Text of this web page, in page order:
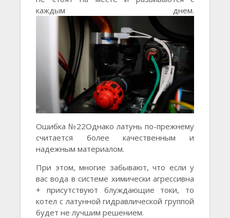
каждым днем.
Ошибка №22Однако латунь по-прежнему
считается более качественным и
надежным материалом.
При этом, многие забывают, что если у
вас вода в системе химически агрессивна
+ присутствуют блуждающие токи, то
котел с латунной гидравлической группой
будет не лучшим решением.